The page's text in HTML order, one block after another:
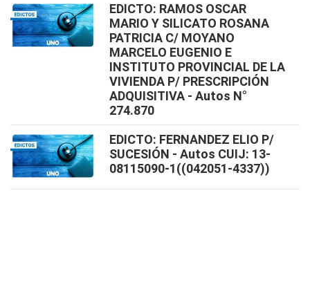
EDICTO: RAMOS OSCAR
MARIO Y SILICATO ROSANA
PATRICIA C/ MOYANO
MARCELO EUGENIO E
INSTITUTO PROVINCIAL DE LA
VIVIENDA P/ PRESCRIPCIÓN
ADQUISITIVA - Autos N°
274.870
EDICTO: FERNANDEZ ELIO P/
SUCESIÓN - Autos CUIJ: 13-
08115090-1((042051-4337))